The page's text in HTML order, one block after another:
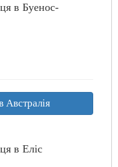
в Буенос-
Австралія
в Еліс